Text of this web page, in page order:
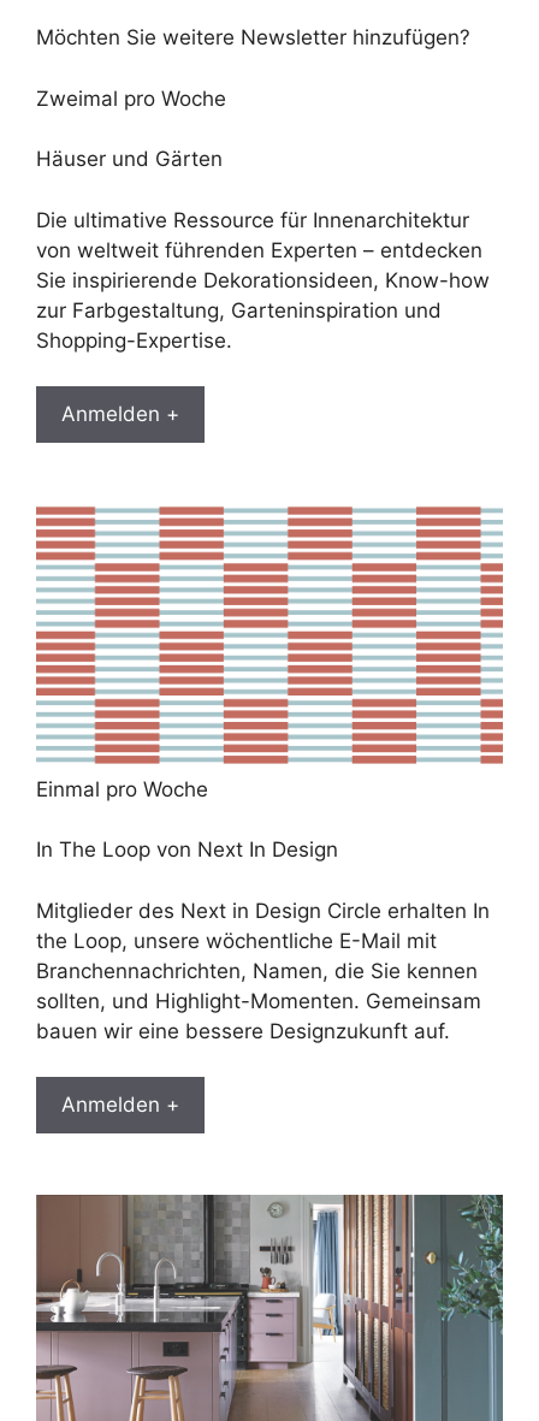
Möchten Sie weitere Newsletter hinzufügen?
Zweimal pro Woche
Häuser und Gärten
Die ultimative Ressource für Innenarchitektur
von weltweit führenden Experten – entdecken
Sie inspirierende Dekorationsideen, Know-how
zur Farbgestaltung, Garteninspiration und
Shopping-Expertise.
Anmelden +
Einmal pro Woche
In The Loop von Next In Design
Mitglieder des Next in Design Circle erhalten In
the Loop, unsere wöchentliche E-Mail mit
Branchennachrichten, Namen, die Sie kennen
sollten, und Highlight-Momenten. Gemeinsam
bauen wir eine bessere Designzukunft auf.
Anmelden +